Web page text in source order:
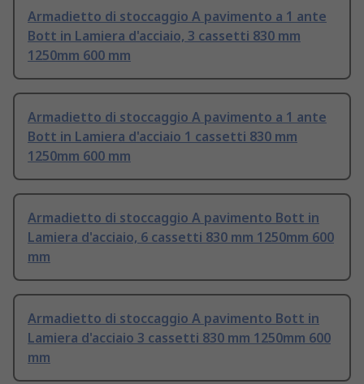
Armadietto di stoccaggio A pavimento a 1 ante
Bott in Lamiera d'acciaio, 3 cassetti 830 mm
1250mm 600 mm
Armadietto di stoccaggio A pavimento a 1 ante
Bott in Lamiera d'acciaio 1 cassetti 830 mm
1250mm 600 mm
Armadietto di stoccaggio A pavimento Bott in
Lamiera d'acciaio, 6 cassetti 830 mm 1250mm 600
mm
Armadietto di stoccaggio A pavimento Bott in
Lamiera d'acciaio 3 cassetti 830 mm 1250mm 600
mm